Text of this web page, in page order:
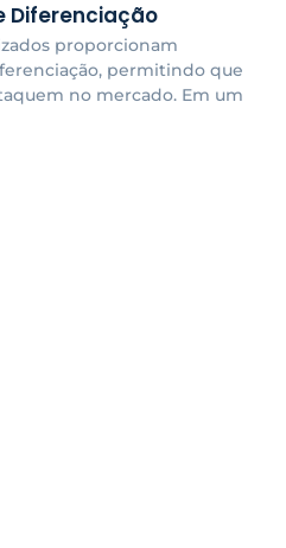
Diferenciação
proporcionam
permitindo que
no mercado. Em um